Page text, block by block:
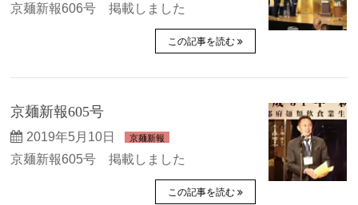
京麺新報606号 掲載しました
この記事を読む
京麺新報605号
2019年5月10日 京麺新報
京麺新報605号 掲載しました
この記事を読む